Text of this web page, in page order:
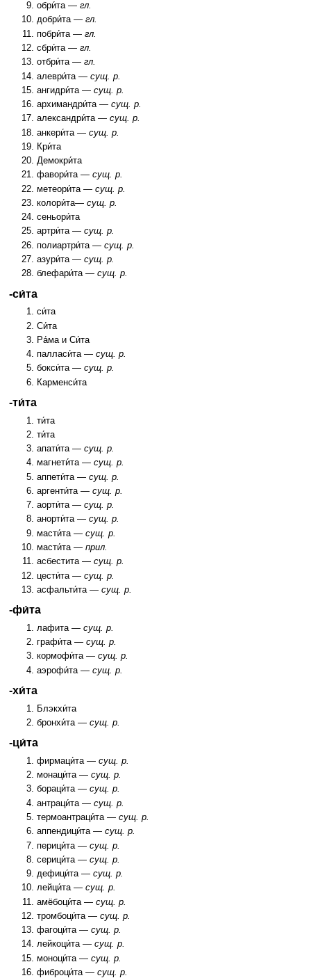
обри́та —гл.
добри́та —гл.
побри́та —гл.
сбри́та —гл.
отбри́та —гл.
алеври́та —сущ. р.
ангидри́та —сущ. р.
архимандри́та —сущ. р.
александри́та —сущ. р.
анкери́та —сущ. р.
Кри́та
Демокри́та
фавори́та —сущ. р.
метеори́та —сущ. р.
колори́та—сущ. р.
сеньори́та
артри́та —сущ. р.
полиартри́та —сущ. р.
азури́та —сущ. р.
блефари́та —сущ. р.
-си́та
си́та
Си́та
Ра́ма и Си́та
палласи́та —сущ. р.
бокси́та —сущ. р.
Карменси́та
-ти́та
ти́та
ти́та
апати́та —сущ. р.
магнети́та —сущ. р.
аппети́та —сущ. р.
аргенти́та —сущ. р.
аорти́та —сущ. р.
анорти́та —сущ. р.
масти́та —сущ. р.
масти́та —прил.
асбестита —сущ. р.
цести́та —сущ. р.
асфальти́та —сущ. р.
-фи́та
лафита —сущ. р.
графи́та —сущ. р.
кормофи́та —сущ. р.
аэрофи́та —сущ. р.
-хи́та
Блэкхи́та
бронхи́та —сущ. р.
-ци́та
фирмаци́та —сущ. р.
монаци́та —сущ. р.
бораци́та —сущ. р.
антраци́та —сущ. р.
термоантраци́та —сущ. р.
аппендици́та —сущ. р.
перици́та —сущ. р.
серици́та —сущ. р.
дефици́та —сущ. р.
лейци́та —сущ. р.
амёбоци́та —сущ. р.
тромбоци́та —сущ. р.
фагоци́та —сущ. р.
лейкоци́та —сущ. р.
моноци́та —сущ. р.
фиброци́та —сущ. р.